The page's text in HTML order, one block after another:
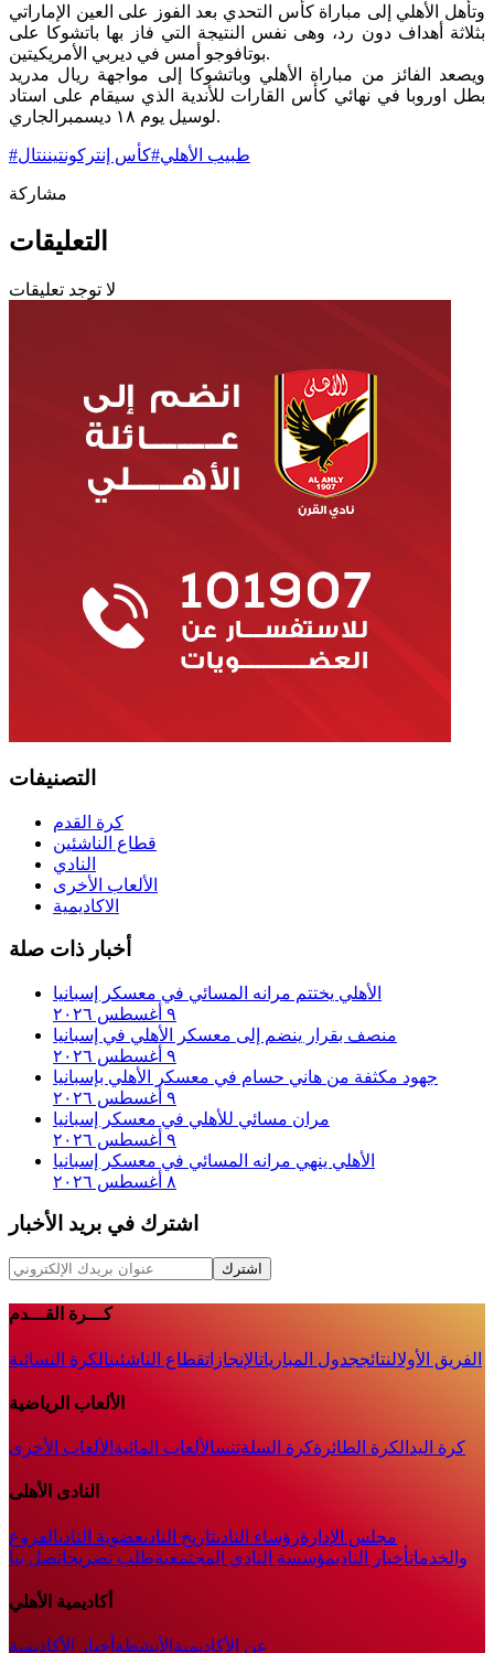
وتأهل الأهلي إلى مباراة كأس التحدي بعد الفوز على العين الإماراتي
بثلاثة أهداف دون رد، وهى نفس النتيجة التي فاز بها باتشوكا على
بوتافوجو أمس في ديربي الأمريكيتين.
ويصعد الفائز من مباراة الأهلي وباتشوكا إلى مواجهة ريال مدريد
بطل اوروبا في نهائي كأس القارات للأندية الذي سيقام على استاد
لوسيل يوم ١٨ ديسمبرالجاري.
# طبيب الأهلي#كأس إنتركونتيننتال
مشاركة
التعليقات
لا توجد تعليقات
التصنيفات
كرة القدم
قطاع الناشئين
النادي
الألعاب الأخرى
الاكاديمية
أخبار ذات صلة
الأهلي يختتم مرانه المسائي في معسكر إسبانيا
٩ أغسطس ٢٠٢٦
منصف بقرار ينضم إلى معسكر الأهلي في إسبانيا
٩ أغسطس ٢٠٢٦
جهود مكثفة من هاني حسام في معسكر الأهلي بإسبانيا
٩ أغسطس ٢٠٢٦
مران مسائي للأهلي في معسكر إسبانيا
٩ أغسطس ٢٠٢٦
الأهلي ينهي مرانه المسائي في معسكر إسبانيا
٨ أغسطس ٢٠٢٦
اشترك في بريد الأخبار
اشترك
كـــرة القـــدم
الفريق الأولالنتائججدول المبارياتالإنجازاتقطاع الناشئينالكرة النسائية
الألعاب الرياضية
كرة اليد الكرة الطائرةكرة السلةتنسالألعاب المائية الألعاب الأخرى
النادى الأهلى
مجلس الإدارةرؤساء النادىتاريخ النادىعضوية النادىالفروع
والخدماتأخبار الناديمؤسسة النادي المجتمعيةطلب تصريحاتصل بنا
أكاديمية الأهلي
عن الأكاديمية الأنشطة أخبار الأكاديمية